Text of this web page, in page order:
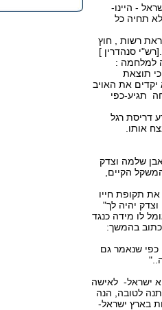
- היינו-
תחיה כל
רשות , חוץ
סנהדרין ]
למלחמה :
תוצאת
את האויב
תגיע-כפי
דריסת רגל
אותו.
שלמה וצדק
הקיים,
תקופת חייו
יהיה לך"
לו מידה כנגד
בהמשך:
כפי שנאמר גם
ישראל- לאישה
לטובה, הנה
בארץ ישראל-